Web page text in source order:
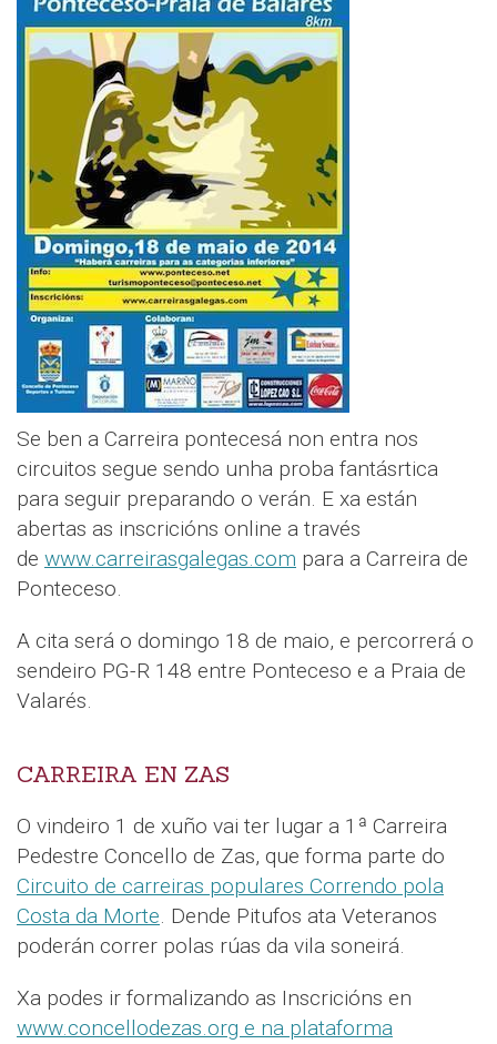
Se ben a Carreira pontecesá non entra nos
circuitos segue sendo unha proba fantásrtica
para seguir preparando o verán. E xa están
abertas as inscricións online a través
de www.carreirasgalegas.com para a Carreira de
Ponteceso.
A cita será o domingo 18 de maio, e percorrerá o
sendeiro PG-R 148 entre Ponteceso e a Praia de
Valarés.
CARREIRA EN ZAS
O vindeiro 1 de xuño vai ter lugar a 1ª Carreira
Pedestre Concello de Zas, que forma parte do
Circuito de carreiras populares Correndo pola
Costa da Morte. Dende Pitufos ata Veteranos
poderán correr polas rúas da vila soneirá.
Xa podes ir formalizando as Inscricións en
www.concellodezas.org e na plataforma